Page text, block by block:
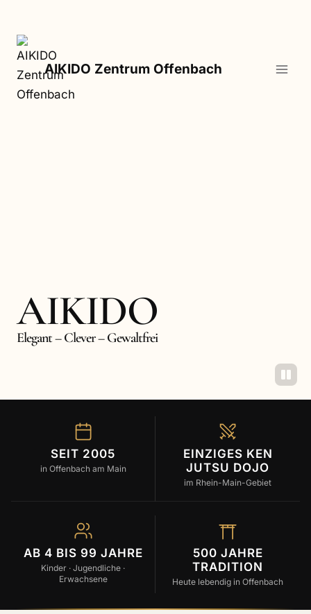
springen
AIKIDO Zentrum Offenbach
AIKIDO
Elegant – Clever – Gewaltfrei
SEIT 2005
in Offenbach am Main
EINZIGES KEN
JUTSU DOJO
im Rhein-Main-Gebiet
AB 4 BIS 99 JAHRE
Kinder · Jugendliche ·
Erwachsene
500 JAHRE
TRADITION
Heute lebendig in Offenbach